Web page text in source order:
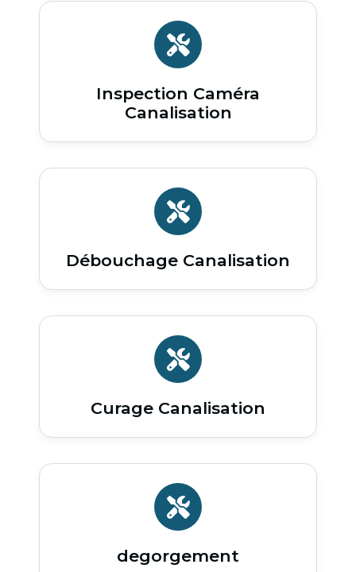
Inspection Caméra
Canalisation
Débouchage Canalisation
Curage Canalisation
degorgement